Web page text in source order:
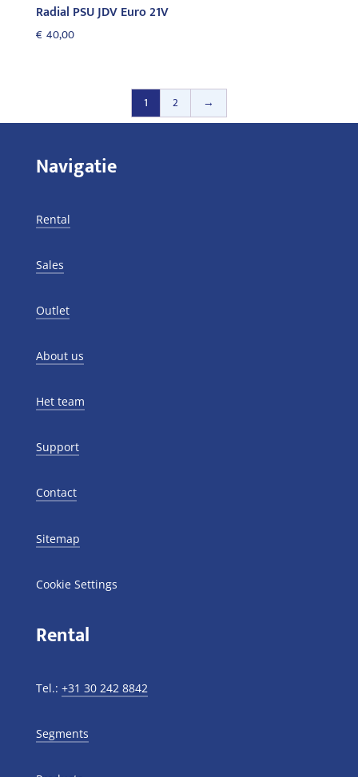
Radial PSU JDV Euro 21V
€ 40,00
1 2 →
Navigatie
Rental
Sales
Outlet
About us
Het team
Support
Contact
Sitemap
Cookie Settings
Rental
Tel.: +31 30 242 8842
Segments